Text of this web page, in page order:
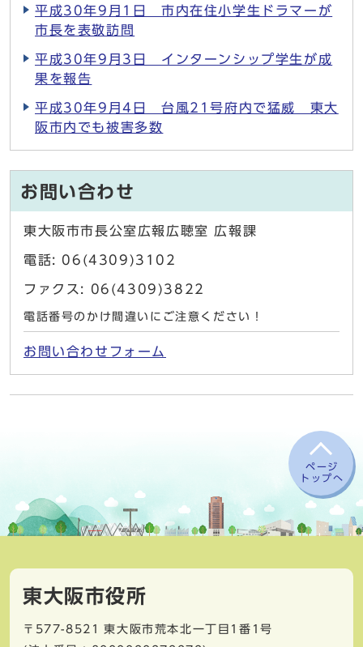
平成30年9月1日 市内在住小学生ドラマーが
市長を表敬訪問
平成30年9月3日 インターンシップ学生が成
果を報告
平成30年9月4日 台風21号府内で猛威 東大
阪市内でも被害多数
お問い合わせ
東大阪市市長公室広報広聴室 広報課
電話: 06(4309)3102
ファクス: 06(4309)3822
電話番号のかけ間違いにご注意ください！
お問い合わせフォーム
ページ
トップへ
東大阪市役所
〒577-8521
東大阪市荒本北一丁目1番1号